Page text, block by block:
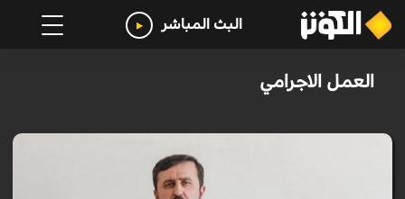
البث المباشر
العمل الاجرامي